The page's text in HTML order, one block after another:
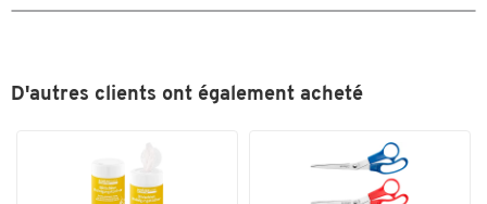
Largeur (mm) 16
D'autres clients ont également acheté